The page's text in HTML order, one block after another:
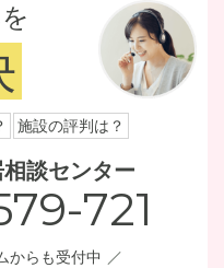
施設の評判は？
談センター
721
からも受付中